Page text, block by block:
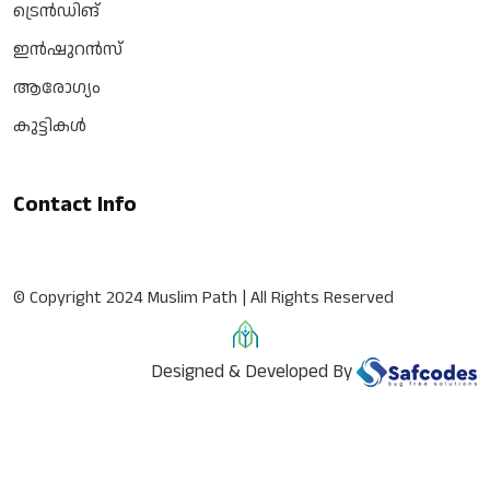
ട്രെൻഡിങ്
ഇൻഷുറൻസ്
ആരോഗ്യം
കുട്ടികൾ
Contact Info
© Copyright 2024 Muslim Path | All Rights Reserved
Designed & Developed By